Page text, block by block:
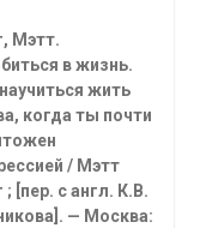
Мэтт.
в жизнь.
жить
когда ты почти
/ Мэтт
; [пер. с англ. К.В.
— Москва: